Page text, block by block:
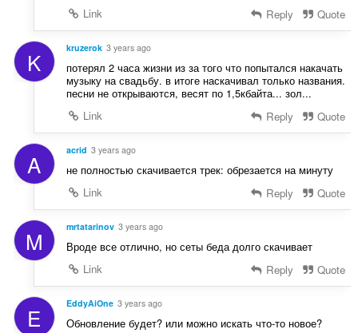
Link
Reply Quote
K kruzerok 3 years ago
потерял 2 часа жизни из за того что попытался накачать
музыку на свадьбу. в итоге наскачивал только названия.
песни не открываются, весят по 1,5кбайта... зол...
Link
Reply Quote
A acrid 3 years ago
не полностью скачивается трек: обрезается на минуту
Link
Reply Quote
M mrtatarinov 3 years ago
Вроде все отлично, но сеты беда долго скачивает
Link
Reply Quote
E EddyAiOne 3 years ago
Обновление будет? или можно искать что-то новое?